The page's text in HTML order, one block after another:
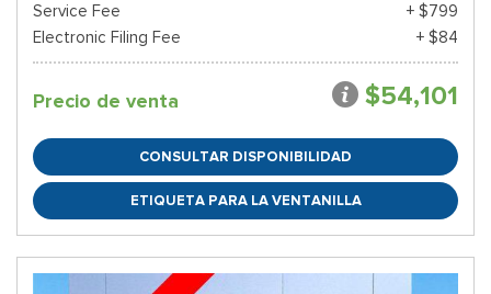
Service Fee
+ $799
Electronic Filing Fee
+ $84
Precio de venta $54,101
CONSULTAR DISPONIBILIDAD
ETIQUETA PARA LA VENTANILLA